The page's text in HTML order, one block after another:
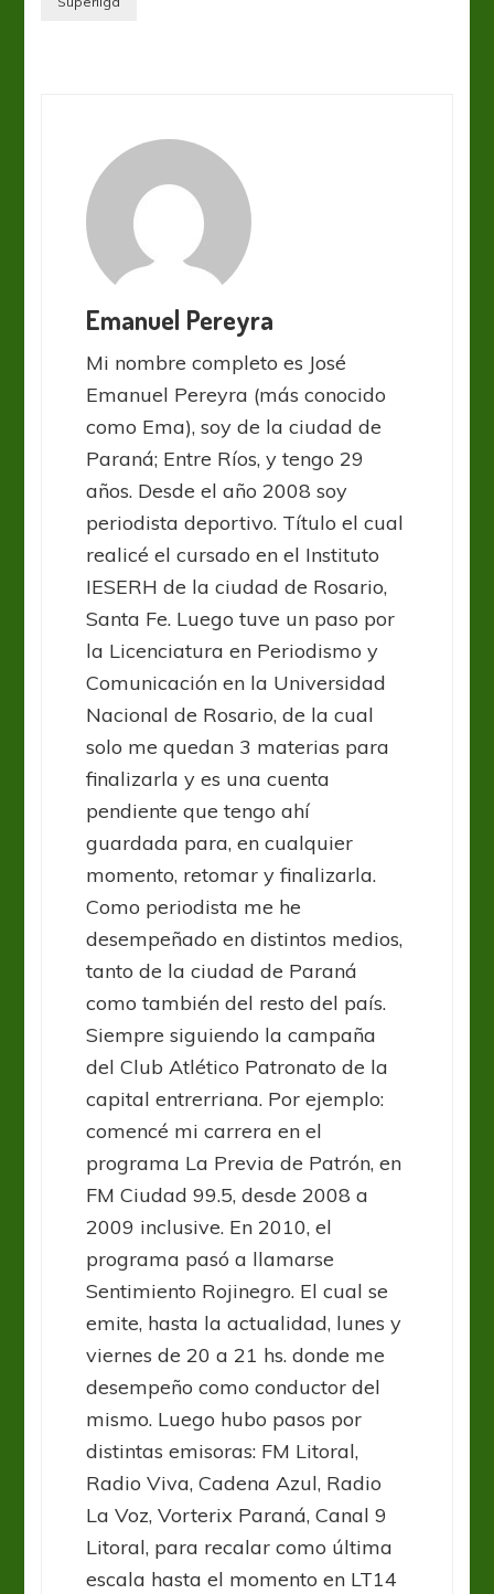
Emanuel Pereyra
Mi nombre completo es José
Emanuel Pereyra (más conocido
como Ema), soy de la ciudad de
Paraná; Entre Ríos, y tengo 29
años. Desde el año 2008 soy
periodista deportivo. Título el cual
realicé el cursado en el Instituto
IESERH de la ciudad de Rosario,
Santa Fe. Luego tuve un paso por
la Licenciatura en Periodismo y
Comunicación en la Universidad
Nacional de Rosario, de la cual
solo me quedan 3 materias para
finalizarla y es una cuenta
pendiente que tengo ahí
guardada para, en cualquier
momento, retomar y finalizarla.
Como periodista me he
desempeñado en distintos medios,
tanto de la ciudad de Paraná
como también del resto del país.
Siempre siguiendo la campaña
del Club Atlético Patronato de la
capital entrerriana. Por ejemplo:
comencé mi carrera en el
programa La Previa de Patrón, en
FM Ciudad 99.5, desde 2008 a
2009 inclusive. En 2010, el
programa pasó a llamarse
Sentimiento Rojinegro. El cual se
emite, hasta la actualidad, lunes y
viernes de 20 a 21 hs. donde me
desempeño como conductor del
mismo. Luego hubo pasos por
distintas emisoras: FM Litoral,
Radio Viva, Cadena Azul, Radio
La Voz, Vorterix Paraná, Canal 9
Litoral, para recalar como última
escala hasta el momento en LT14